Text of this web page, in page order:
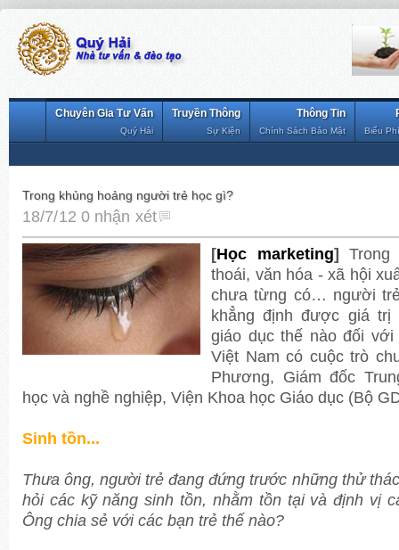
Biểu
Thông Tin
Chính Sách Bảo Mật
Truyền Thông
Sự Kiện
Chuyên Gia Tư Vấn
Quý Hải
Trong khủng hoảng người trẻ học gì?
18/7/12 0 nhận xét
[Học marketing]
thoái, văn hóa - xã hội
chưa từng có… người
khẳng định được giá trị
giáo dục thế nào đối
Việt Nam có cuộc trò
Phương, Giám đốc
học và nghề nghiệp, Viện Khoa học Giáo dục (Bộ
Sinh tồn...
Thưa ông, người trẻ đang đứng trước những thử
hỏi các kỹ năng sinh tồn, nhằm tồn tại và định vị
Ông chia sẻ với các bạn trẻ thế nào?